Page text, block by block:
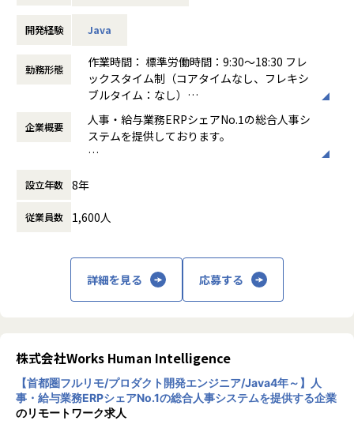
裁量の大きい仕事をお任せします。
・製品マニュアルや業務wiki、20年以上のノウハウが詰まっ
たサポートサイト等もございます。
【配属組織】2023年3月現在
製品開発部門 587名
└各製品/開発領域で組織が分かれ、それぞれ数⼗名程度在籍
・中途社員⽐率は2～3割程度
平均年齢 33歳（マネジャークラス平均38歳）
入社後は本職種に従事いただきます。
その後、ご本人の適性等により当社業務全般に変更の可能性
があります。
いずれかの開発チームに所属していただきます。
【具体的な業務内容】
4～5名程度のチームで、1ヶ月単位で設計～テストのサイク
ルを繰り返します。
・サービス要件の定義、カタログレビュー実施
・UIUXデザイン（UIUXチームとの連携）、UIUXレビュー実
・テストケース作成、シナリオレビュー実施
・テストケース打鍵
・リリースノート作成
・コンサル/サポートセンターからの問い合わせ対応
・チームメンバーのマネジメント業務（スクラム、1on1、
・大規模な開発力
・BtoB、ERPの知識
・幅広い人事領域の業務知識
・カタログ設計（課題分析、仕様コード）
開発経験 Java
勤務形態
作業時間： 標準労働時間：9:30～18:30 フレ
ックスタイム制（コアタイムなし、フレキシ
ブルタイム：なし）
働き方： フルフレックス制
時間外労働の有無： 有（月平均30時間）
休憩時間： 60分
企業概要
人事・給与業務ERPシェアNo.1の総合人事シ
ステムを提供しております。
が生まれ、活況を呈しています。1996年に誕
と社員の知恵により成長を続け、様々な社会
の活用により「COMPANY」を進化させるこ
とで、お客様から信頼される企業となり、HR
テック業界を牽引するリーディングカンパニ
設立年数 8年
従業員数 1,600人
詳細を見る 応募する
株式会社Works Human Intelligence
【首都圏フルリモ/プロダクト開発エンジニア/Java4年～】人
事・給与業務ERPシェアNo.1の総合人事システムを提供する企業
のリモートワーク求人